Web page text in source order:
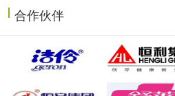
合作伙伴